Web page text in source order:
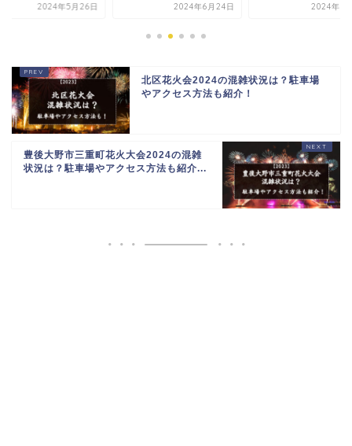
2024年5月26日 2024年6月24日 2024年6
北区花火会2024の混雑状況は？駐車場
やアクセス方法も紹介！
豊後大野市三重町花火大会2024の混雑
状況は？駐車場やアクセス方法も紹介...